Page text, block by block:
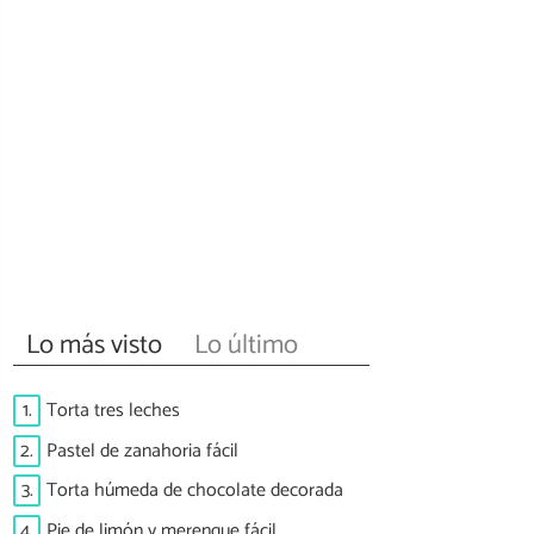
Lo más visto Lo último
1. Torta tres leches
2. Pastel de zanahoria fácil
3. Torta húmeda de chocolate decorada